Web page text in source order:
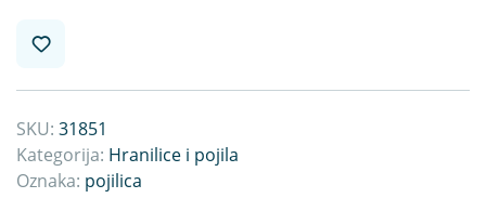
SKU: 31851
Kategorija: Hranilice i pojila
Oznaka: pojilica